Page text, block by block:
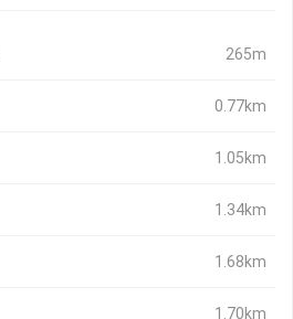
265m
0.77km
1.05km
1.34km
1.68km
1.70km